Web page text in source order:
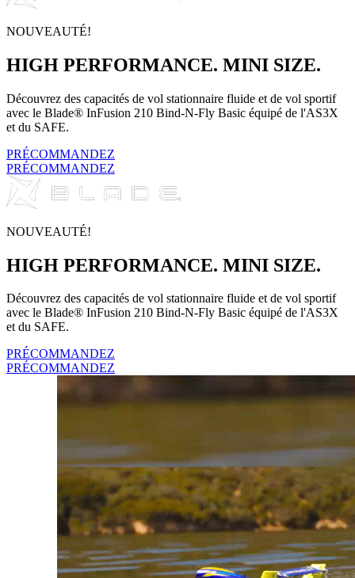
NOUVEAUTÉ!
HIGH PERFORMANCE. MINI SIZE.
Découvrez des capacités de vol stationnaire fluide et de vol sportif
avec le Blade® InFusion 210 Bind-N-Fly Basic équipé de l'AS3X
et du SAFE.
PRÉCOMMANDEZ
PRÉCOMMANDEZ
NOUVEAUTÉ!
HIGH PERFORMANCE. MINI SIZE.
Découvrez des capacités de vol stationnaire fluide et de vol sportif
avec le Blade® InFusion 210 Bind-N-Fly Basic équipé de l'AS3X
et du SAFE.
PRÉCOMMANDEZ
PRÉCOMMANDEZ